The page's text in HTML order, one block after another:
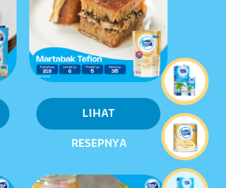
LIHAT
RESEPNYA